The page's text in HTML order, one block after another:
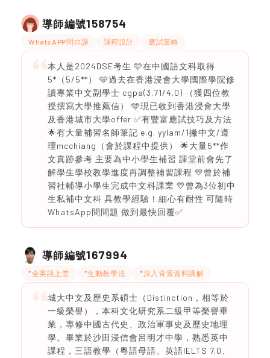
導師編號158754
WhatsAPP問功課 課程設計 應試策略
本人是2024DSE考生 🩵在中國語文科取得
5*（5/5**） 🩵過去在香港浸會大學國際學院修
讀專業中文副學士 cgpa(3.71/4.0) （獲四位教
授撰寫大學推薦信） 🩵現已收到香港浸會大學
及香港城市大學offer ✅有豐富應試技巧及方法
🌟有大量補習名師筆記 e.g. yylam/1撇中文/遵
理mcchiang（會於課程中提供） 🌟大量5**作
文真跡參考 主要為中小學生補習 課堂前會先了
解學生學校教學進度再調整補習課程 💛曾於補
習社輔導小學生完成中文科課業 💛曾為3位初中
生私補中文科 具教學經驗！細心有耐性 可隨時
WhatsApp問問題 做到最快回覆✅
導師編號167994
*全英語上堂 *生動教學法 *深入背景資料講解
城大中文及歷史系碩士（Distinction，相等於
一級榮譽），本科文化研究系二級甲等榮譽畢
業，專修中國古代史、政治軍事史及歷史地理
學。畢業於沙田浸信會呂明才中學，熟悉英中
課程，三語教學（粵語母語、英語IELTS 7.0、